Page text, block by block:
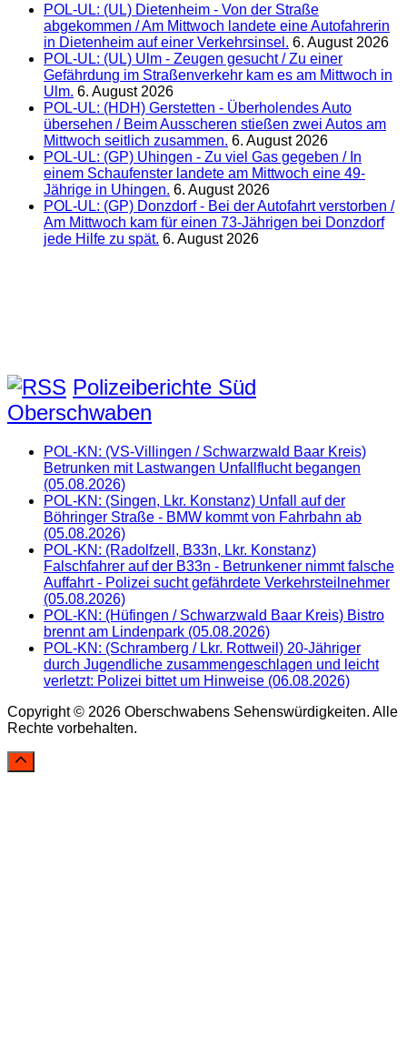
POL-UL: (UL) Dietenheim - Von der Straße
abgekommen / Am Mittwoch landete eine Autofahrerin
in Dietenheim auf einer Verkehrsinsel. 6. August 2026
POL-UL: (UL) Ulm - Zeugen gesucht / Zu einer
Gefährdung im Straßenverkehr kam es am Mittwoch in
Ulm. 6. August 2026
POL-UL: (HDH) Gerstetten - Überholendes Auto
übersehen / Beim Ausscheren stießen zwei Autos am
Mittwoch seitlich zusammen. 6. August 2026
POL-UL: (GP) Uhingen - Zu viel Gas gegeben / In
einem Schaufenster landete am Mittwoch eine 49-
Jährige in Uhingen. 6. August 2026
POL-UL: (GP) Donzdorf - Bei der Autofahrt verstorben /
Am Mittwoch kam für einen 73-Jährigen bei Donzdorf
jede Hilfe zu spät. 6. August 2026
Polizeiberichte Süd
Oberschwaben
POL-KN: (VS-Villingen / Schwarzwald Baar Kreis)
Betrunken mit Lastwangen Unfallflucht begangen
(05.08.2026)
POL-KN: (Singen, Lkr. Konstanz) Unfall auf der
Böhringer Straße - BMW kommt von Fahrbahn ab
(05.08.2026)
POL-KN: (Radolfzell, B33n, Lkr. Konstanz)
Falschfahrer auf der B33n - Betrunkener nimmt falsche
Auffahrt - Polizei sucht gefährdete Verkehrsteilnehmer
(05.08.2026)
POL-KN: (Hüfingen / Schwarzwald Baar Kreis) Bistro
brennt am Lindenpark (05.08.2026)
POL-KN: (Schramberg / Lkr. Rottweil) 20-Jähriger
durch Jugendliche zusammengeschlagen und leicht
verletzt: Polizei bittet um Hinweise (06.08.2026)
Copyright © 2026 Oberschwabens Sehenswürdigkeiten. Alle
Rechte vorbehalten.